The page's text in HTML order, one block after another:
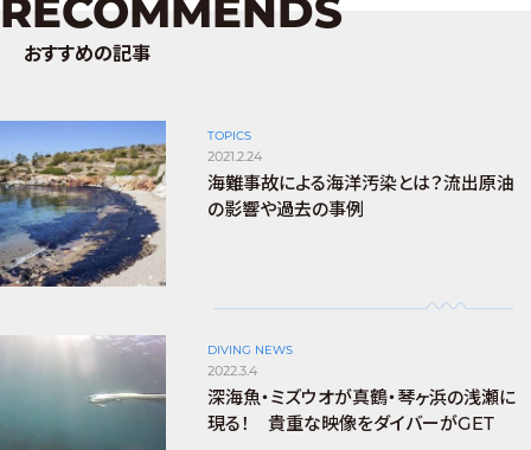
RECOMMENDS
おすすめの記事
TOPICS
2021.2.24
海難事故による海洋汚染とは？流出原油
の影響や過去の事例
DIVING NEWS
2022.3.4
深海魚・ミズウオが真鶴・琴ヶ浜の浅瀬に
現る！ 貴重な映像をダイバーがGET